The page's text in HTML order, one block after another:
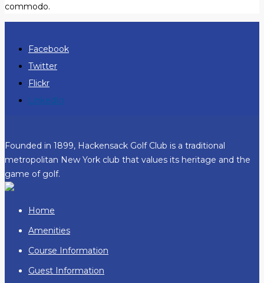
commodo.
Facebook
Twitter
Flickr
LinkedIn
Founded in 1899, Hackensack Golf Club is a traditional
metropolitan New York club that values its heritage and the
game of golf.
Home
Amenities
Course Information
Guest Information